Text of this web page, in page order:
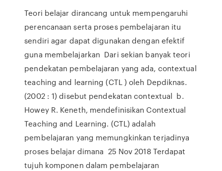
Teori belajar dirancang untuk mempengaruhi
perencanaan serta proses pembelajaran itu
sendiri agar dapat digunakan dengan efektif
guna membelajarkan Dari sekian banyak teori
pendekatan pembelajaran yang ada, contextual
teaching and learning (CTL ) oleh Depdiknas.
(2002 : 1) disebut pendekatan contextual b.
Howey R. Keneth, mendefinisikan Contextual
Teaching and Learning. (CTL) adalah
pembelajaran yang memungkinkan terjadinya
proses belajar dimana 25 Nov 2018 Terdapat
tujuh komponen dalam pembelajaran